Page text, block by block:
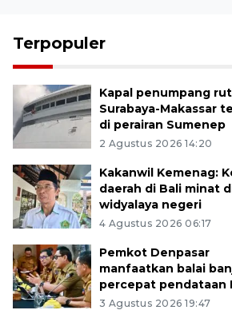
Terpopuler
Kapal penumpang
Surabaya-Makassar
di perairan Sumenep
2 Agustus 2026 14:20
Kakanwil Kemenag:
daerah di Bali minat
widyalaya negeri
4 Agustus 2026 06:17
Pemkot Denpasar
manfaatkan balai
percepat pendataan
3 Agustus 2026 19:47